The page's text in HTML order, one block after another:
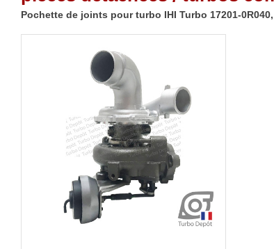
Pochette de joints pour turbo IHI Turbo 17201-0R040,